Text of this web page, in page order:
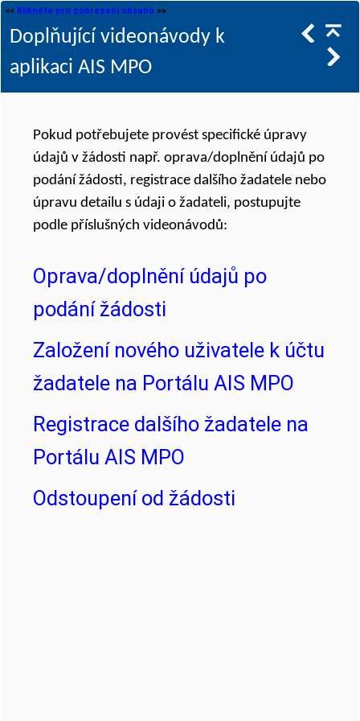
<< Klikněte pro zobrazení obsahu >>
Doplňující videonávody k
aplikaci AIS MPO
Pokud potřebujete provést specifické úpravy
údajů v žádosti např. oprava/doplnění údajů po
podání žádosti, registrace dalšího žadatele nebo
úpravu detailu s údaji o žadateli, postupujte
podle příslušných videonávodů:
Oprava/doplnění údajů po
podání žádosti
Založení nového uživatele k účtu
žadatele na Portálu AIS MPO
Registrace dalšího žadatele na
Portálu AIS MPO
Odstoupení od žádosti